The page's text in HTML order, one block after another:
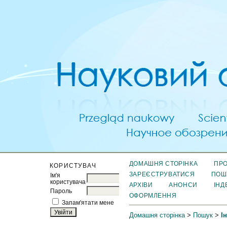
КОРИСТУВАЧ
Ім'я
користувача
Пароль
Запам'ятати мене
ДОМАШНЯ СТОРІНКА
ЗАРЕЄСТРУВАТИСЯ
АРХІВИ
АНОНСИ
ОФОРМЛЕННЯ
Домашня сторінка> Пошук>